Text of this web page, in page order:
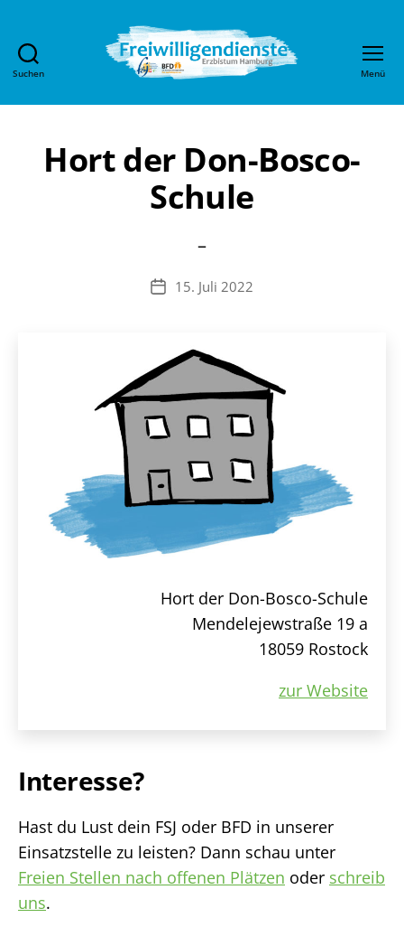
Suchen
im
Hamburg
Menü
Hort der Don-Bosco-
Schule
–
Veröffentlichungsdatum
15. Juli 2022
Hort der Don-Bosco-Schule
Mendelejewstraße 19 a
18059 Rostock
zur Website
Interesse?
Hast du Lust dein FSJ oder BFD in unserer
Einsatzstelle zu leisten? Dann schau unter
Freien Stellen nach offenen Plätzen oder schreib
uns.